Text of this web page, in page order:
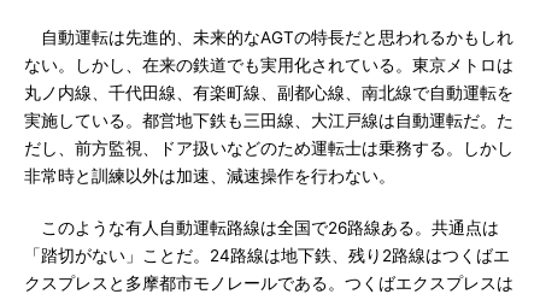
自動運転は先進的、未来的なAGTの特長だと思われるかもしれ
ない。しかし、在来の鉄道でも実用化されている。東京メトロは
丸ノ内線、千代田線、有楽町線、副都心線、南北線で自動運転を
実施している。都営地下鉄も三田線、大江戸線は自動運転だ。た
だし、前方監視、ドア扱いなどのため運転士は乗務する。しかし
非常時と訓練以外は加速、減速操作を行わない。
このような有人自動運転路線は全国で26路線ある。共通点は
「踏切がない」ことだ。24路線は地下鉄、残り2路線はつくばエ
クスプレスと多摩都市モノレールである。つくばエクスプレスは